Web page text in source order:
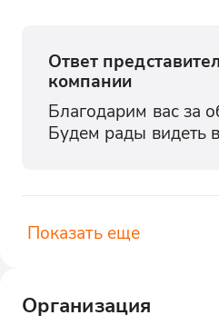
Ответ
компании
Благодарим вас за
Будем рады видеть
Показать еще
Организация